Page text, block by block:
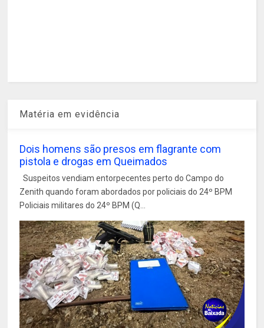
Matéria em evidência
Dois homens são presos em flagrante com
pistola e drogas em Queimados
Suspeitos vendiam entorpecentes perto do Campo do
Zenith quando foram abordados por policiais do 24º BPM
Policiais militares do 24º BPM (Q...